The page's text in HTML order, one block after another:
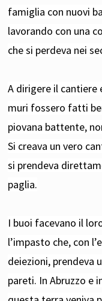
famiglia con nuovi
lavorando con una
che si perdeva nei
A dirigere il cantiere
muri fossero fatti
piovana battente,
Si creava un vero
si prendeva
paglia.
I buoi facevano il
l’impasto che, con
deiezioni, prendeva
pareti. In Abruzzo e